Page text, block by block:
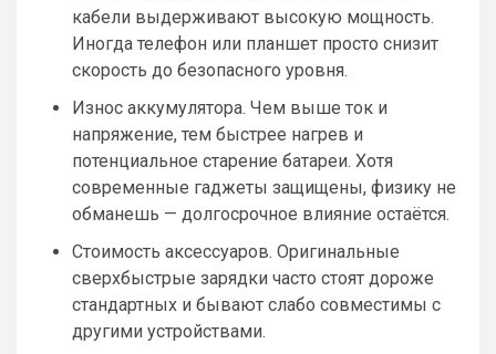
кабели выдерживают высокую мощность.
Иногда телефон или планшет просто снизит
скорость до безопасного уровня.
Износ аккумулятора. Чем выше ток и
напряжение, тем быстрее нагрев и
потенциальное старение батареи. Хотя
современные гаджеты защищены, физику не
обманешь — долгосрочное влияние остаётся.
Стоимость аксессуаров. Оригинальные
сверхбыстрые зарядки часто стоят дороже
стандартных и бывают слабо совместимы с
другими устройствами.